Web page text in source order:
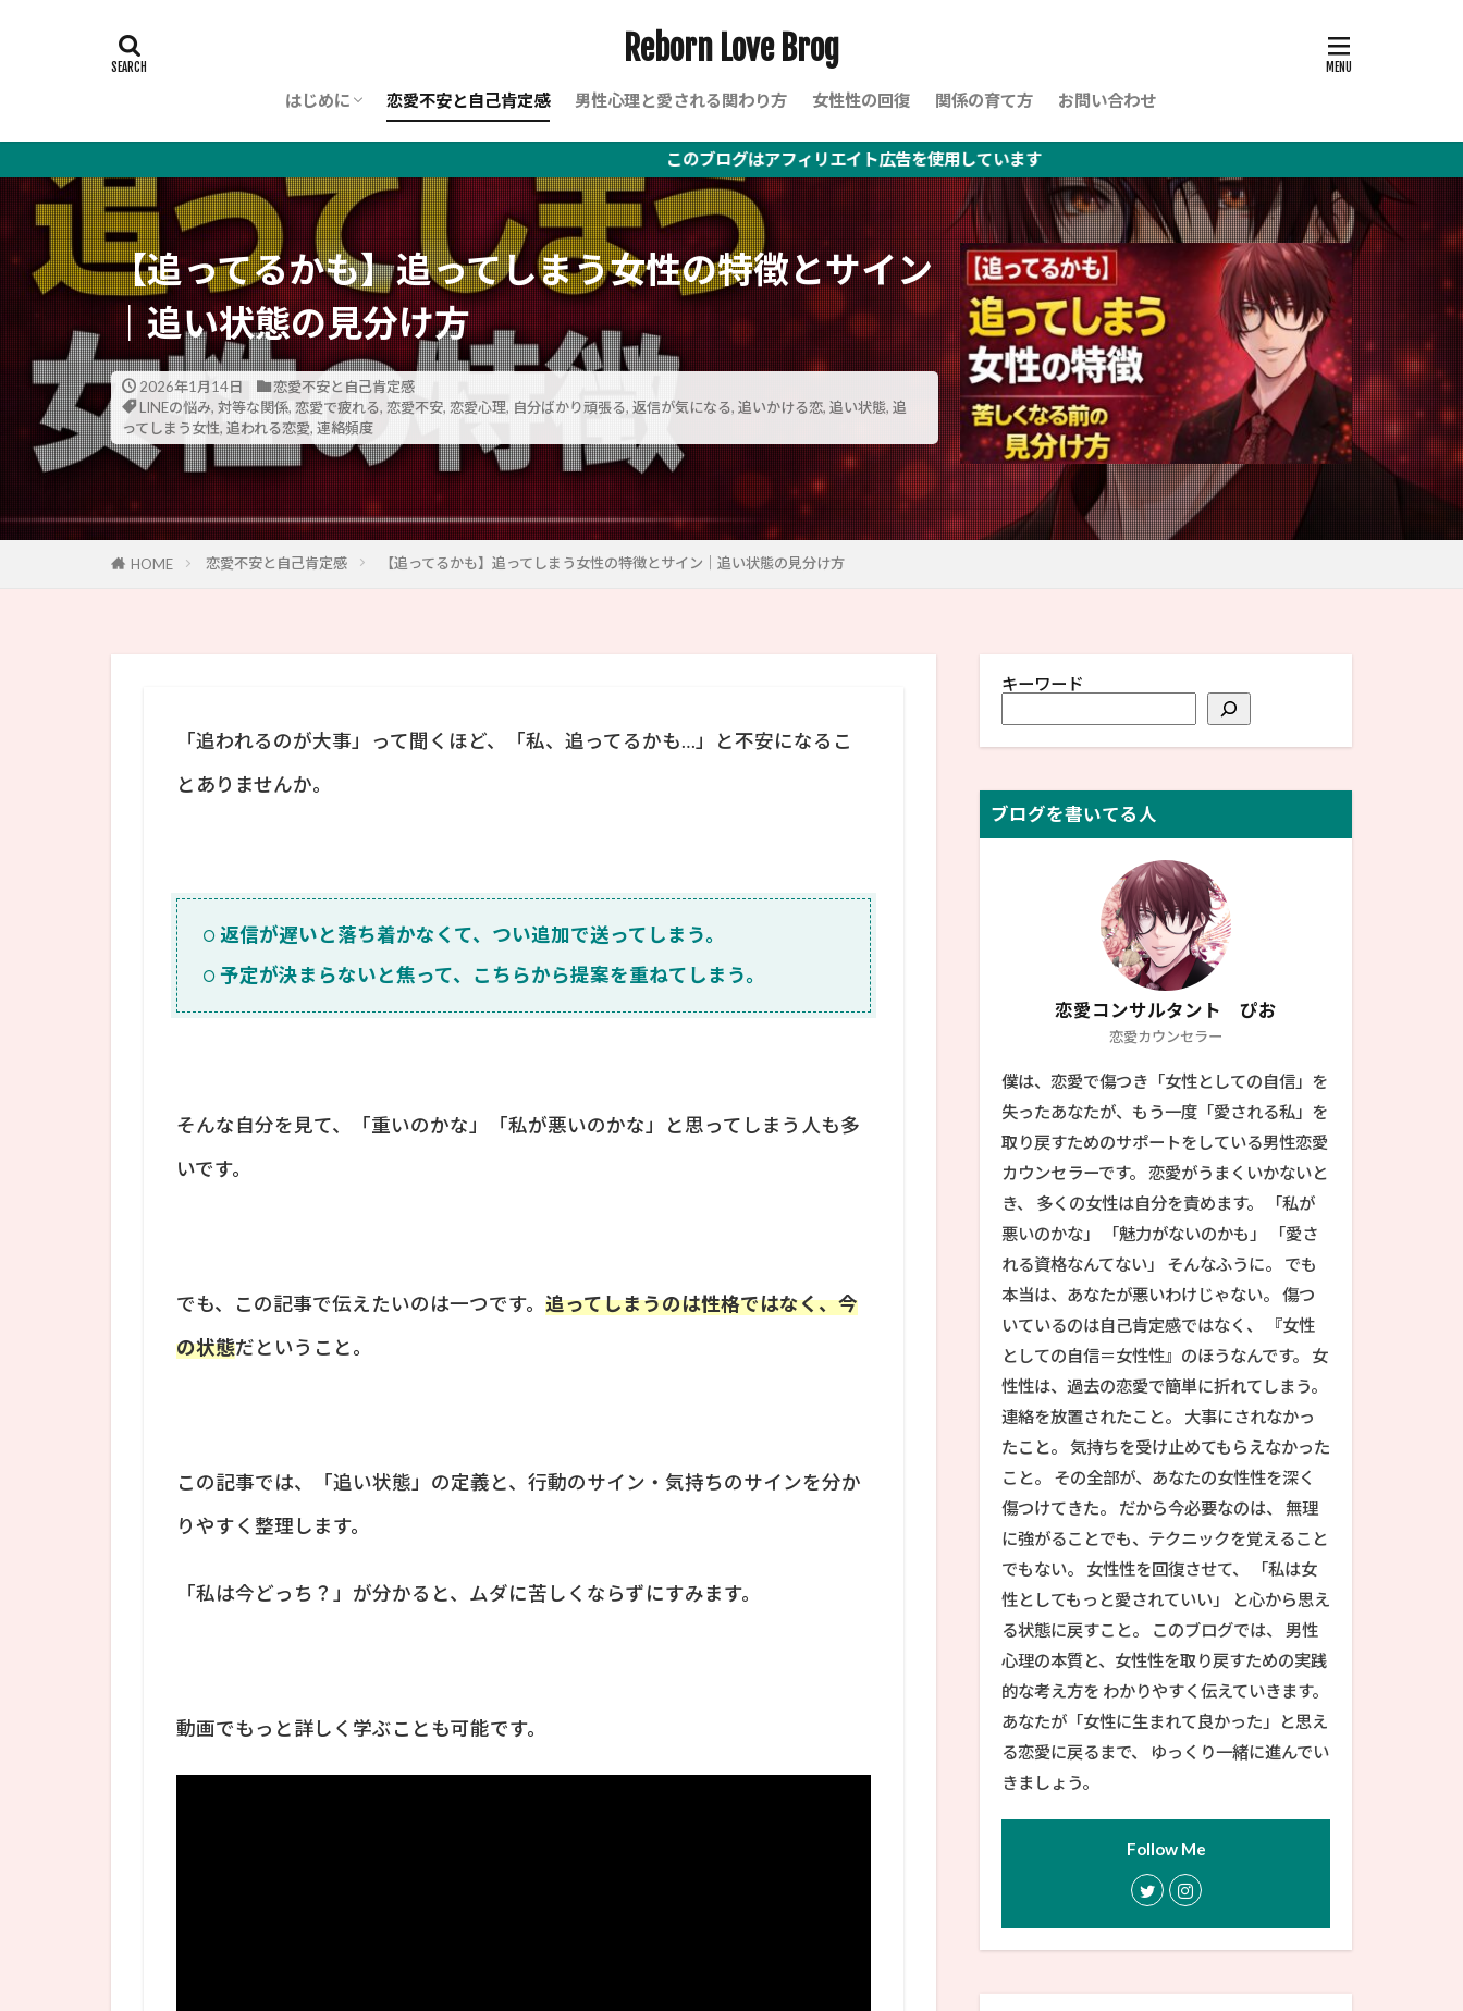
Reborn Love Brog
はじめに 恋愛不安と自己肯定感 男性心理と愛される関わり方 女性性の回復 関係の育て方 お問い合わせ
このブログはアフィリエイト広告を使用しています
【追ってるかも】追ってしまう女性の特徴とサイン
｜追い状態の見分け方
2026年1月14日
恋愛不安と自己肯定感
LINEの悩み, 対等な関係, 恋愛で疲れる, 恋愛不安, 恋愛心理, 自分ばかり頑張る, 返信が気になる, 追いかける恋, 追い状態, 追
ってしまう女性, 追われる恋愛, 連絡頻度
HOME 恋愛不安と自己肯定感 【追ってるかも】追ってしまう女性の特徴とサイン｜追い状態の見分け方
「追われるのが大事」って聞くほど、「私、追ってるかも…」と不安になるこ
とありませんか。
返信が遅いと落ち着かなくて、つい追加で送ってしまう。
予定が決まらないと焦って、こちらから提案を重ねてしまう。
そんな自分を見て、「重いのかな」「私が悪いのかな」と思ってしまう人も多
いです。
でも、この記事で伝えたいのは一つです。 追ってしまうのは性格ではなく、今
の状態だということ。
この記事では、「追い状態」の定義と、行動のサイン・気持ちのサインを分か
りやすく整理します。
「私は今どっち？」が分かると、ムダに苦しくならずにすみます。
動画でもっと詳しく学ぶことも可能です。
キーワード
ブログを書いてる人
恋愛コンサルタント ぴお
恋愛カウンセラー
僕は、恋愛で傷つき「女性としての自信」を
失ったあなたが、もう一度「愛される私」を
取り戻すためのサポートをしている男性恋愛
カウンセラーです。 恋愛がうまくいかないと
き、 多くの女性は自分を責めます。 「私が
悪いのかな」 「魅力がないのかも」 「愛さ
れる資格なんてない」 そんなふうに。 でも
本当は、あなたが悪いわけじゃない。 傷つ
いているのは自己肯定感ではなく、 『女性
としての自信＝女性性』のほうなんです。 女
性性は、過去の恋愛で簡単に折れてしまう。
連絡を放置されたこと。 大事にされなかっ
たこと。 気持ちを受け止めてもらえなかった
こと。 その全部が、あなたの女性性を深く
傷つけてきた。 だから今必要なのは、 無理
に強がることでも、テクニックを覚えること
でもない。 女性性を回復させて、 「私は女
性としてもっと愛されていい」 と心から思え
る状態に戻すこと。 このブログでは、 男性
心理の本質と、女性性を取り戻すための実践
的な考え方を わかりやすく伝えていきます。
あなたが「女性に生まれて良かった」と思え
る恋愛に戻るまで、 ゆっくり一緒に進んでい
きましょう。
Follow Me